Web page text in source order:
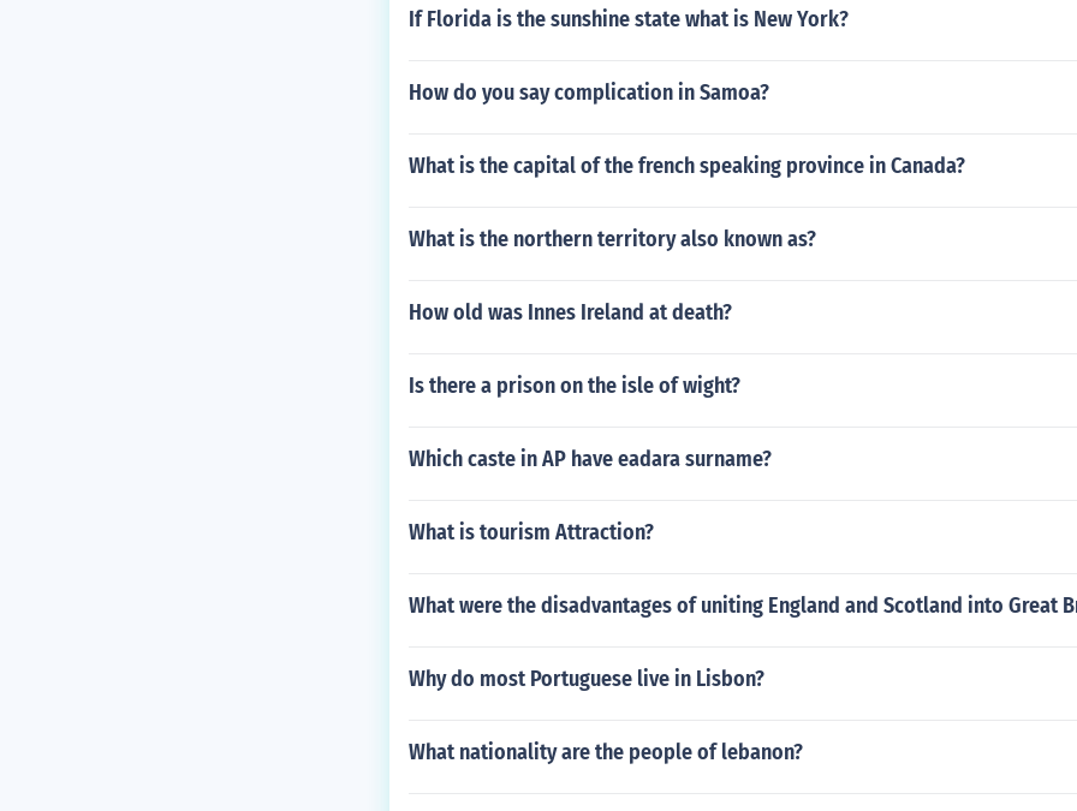
If Florida is the sunshine state what is New York?
How do you say complication in Samoa?
What is the capital of the french speaking province in Canada?
What is the northern territory also known as?
How old was Innes Ireland at death?
Is there a prison on the isle of wight?
Which caste in AP have eadara surname?
What is tourism Attraction?
What were the disadvantages of uniting England and Scotland into Great
Why do most Portuguese live in Lisbon?
What nationality are the people of lebanon?